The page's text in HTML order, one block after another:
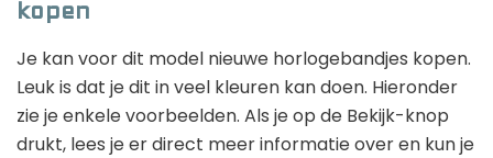
kopen
Je kan voor dit model nieuwe horlogebandjes kopen.
Leuk is dat je dit in veel kleuren kan doen. Hieronder
zie je enkele voorbeelden. Als je op de Bekijk-knop
drukt, lees je er direct meer informatie over en kun je